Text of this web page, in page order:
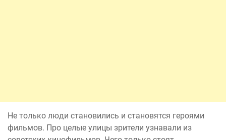
Не только люди становились и становятся героями
фильмов. Про целые улицы зрители узнавали из